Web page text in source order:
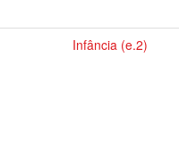
Infância (e.2)